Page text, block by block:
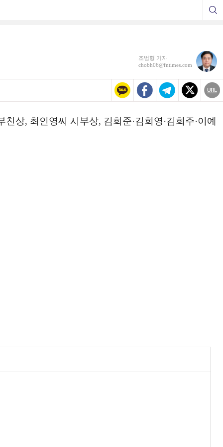
조범형 기자
chobh06@fntimes.com
상, 최인영씨 시부상, 김희준·김희영·김희주·이예